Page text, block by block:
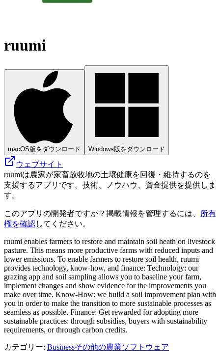
ruumi
macOS版をダウンロード Windows版をダウンロード
ウェブサイト
ruumiは農家が家畜放牧地の土壌健康を回復・維持するのを
支援するアプリです。技術、ノウハウ、資金提供を提供しま
す。
このアプリの開発者ですか？掲載情報を管理するには、
所有
権を確認してください。
ruumi enables farmers to restore and maintain soil heath on livestock
pasture. This means more productive farms with reduced inputs and
lower emissions. To enable farmers to restore soil health, ruumi
provides technology, know-how, and finance: Technology: our
grazing app and soil sampling allows you to baseline your farm,
implement changes and show evidence for the improvements you
make over time. Know-How: we build a soil improvement plan with
you in order to make the transition to more sustainable processes as
seamless as possible. Finance: Get rewarded for adopting more
sustainable practices: through subsidies, buyers with sustainability
requirements, or through carbon credits.
カテゴリー: Businessその他の農業ソフトウェア